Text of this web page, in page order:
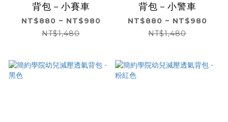
背包－小賽車
NT$880 ~ NT$980
NT$1,480
背包－小警車
NT$880 ~ NT$980
NT$1,480